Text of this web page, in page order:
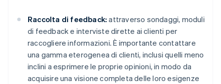
Raccolta di feedback: attraverso sondaggi, moduli
di feedback e interviste dirette ai clienti per
raccogliere informazioni. È importante contattare
una gamma eterogenea di clienti, inclusi quelli meno
inclini a esprimere le proprie opinioni, in modo da
acquisire una visione completa delle loro esigenze